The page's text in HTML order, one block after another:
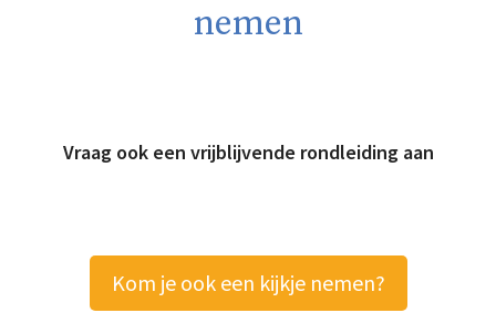
nemen
Vraag ook een vrijblijvende rondleiding aan
Kom je ook een kijkje nemen?